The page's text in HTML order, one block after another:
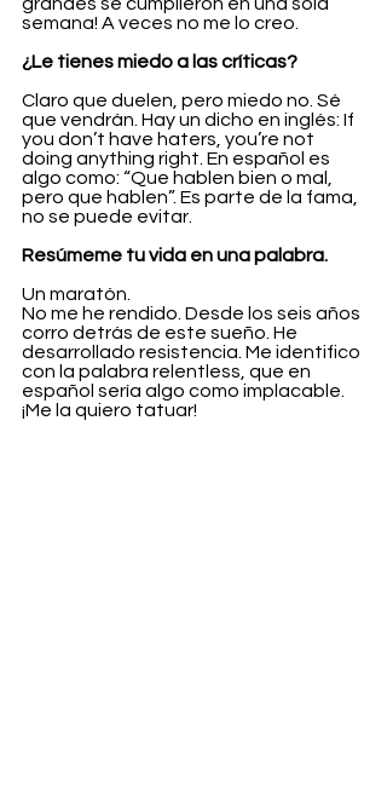
semana! A veces no me lo creo.
¿Le tienes miedo a las críticas?
Claro que duelen, pero miedo no. Sé
que vendrán. Hay un dicho en inglés: If
you don’t have haters, you’re not
doing anything right. En español es
algo como: “Que hablen bien o mal,
pero que hablen”. Es parte de la fama,
no se puede evitar.
Resúmeme tu vida en una palabra.
Un maratón.
No me he rendido. Desde los seis años
corro detrás de este sueño. He
desarrollado resistencia. Me identifico
con la palabra relentless, que en
español sería algo como implacable.
¡Me la quiero tatuar!